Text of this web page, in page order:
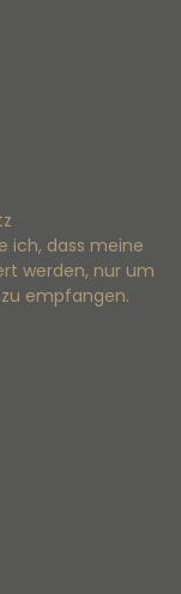
ich, dass meine
werden, nur um
empfangen.